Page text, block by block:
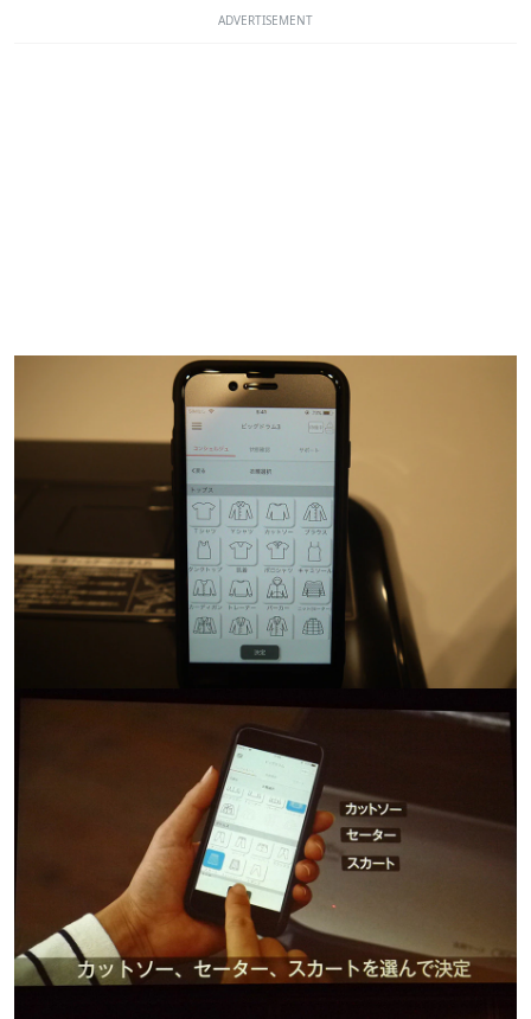
ADVERTISEMENT